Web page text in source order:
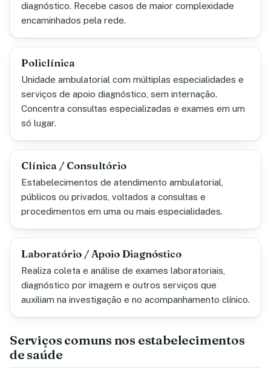
diagnóstico. Recebe casos de maior complexidade
encaminhados pela rede.
Policlínica
Unidade ambulatorial com múltiplas especialidades e
serviços de apoio diagnóstico, sem internação.
Concentra consultas especializadas e exames em um
só lugar.
Clínica / Consultório
Estabelecimentos de atendimento ambulatorial,
públicos ou privados, voltados a consultas e
procedimentos em uma ou mais especialidades.
Laboratório / Apoio Diagnóstico
Realiza coleta e análise de exames laboratoriais,
diagnóstico por imagem e outros serviços que
auxiliam na investigação e no acompanhamento clínico.
Serviços comuns nos estabelecimentos
de saúde